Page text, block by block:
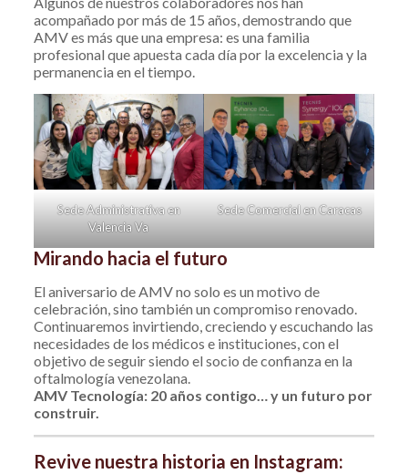
acompañado por más de 15 años, demostrando que
AMV es más que una empresa: es una familia
profesional que apuesta cada día por la excelencia y la
permanencia en el tiempo.
Sede Administrativa en
Valencia Va
Sede Comercial en Caracas
Mirando hacia el futuro
El aniversario de AMV no solo es un motivo de
celebración, sino también un compromiso renovado.
Continuaremos invirtiendo, creciendo y escuchando las
necesidades de los médicos e instituciones, con el
objetivo de seguir siendo el socio de confianza en la
oftalmología venezolana.
AMV Tecnología: 20 años contigo… y un futuro por
construir.
Revive nuestra historia en Instagram: